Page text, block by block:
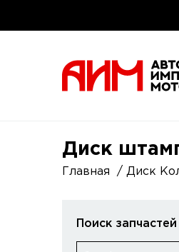
Диск
Главная Диск
Поиск запчастей